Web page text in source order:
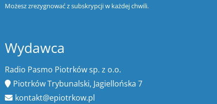
Możesz zrezygnować z subskrypcji w każdej chwili.
Wydawca
Radio Pasmo Piotrków sp. z o.o.
Piotrków Trybunalski, Jagiellońska 7
kontakt@epiotrkow.pl